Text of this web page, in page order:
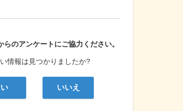
院なび
らのアンケートにご協力ください。
情報は見つかりましたか?
いいえ